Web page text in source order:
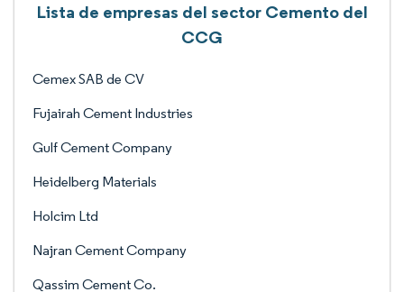
Lista de empresas del sector Cemento del
CCG
Cemex SAB de CV
Fujairah Cement Industries
Gulf Cement Company
Heidelberg Materials
Holcim Ltd
Najran Cement Company
Qassim Cement Co.